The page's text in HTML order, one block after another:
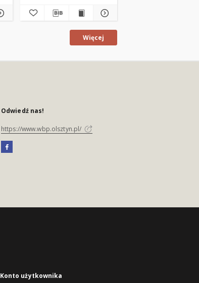
Więcej
Odwiedź nas!
https://www.wbp.olsztyn.pl/
Konto użytkownika